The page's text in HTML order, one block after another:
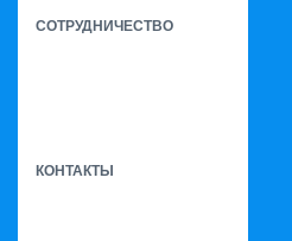
СОТРУДНИЧЕСТВО
КОНТАКТЫ